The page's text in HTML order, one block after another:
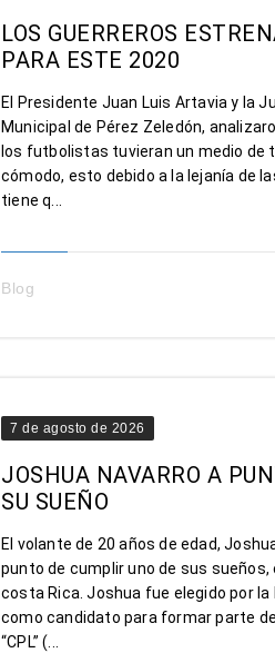
LOS GUERREROS
PARA ESTE 2020
El Presidente Juan Luis Artavia y la
Municipal de Pérez Zeledón,
los futbolistas tuvieran un medio de
cómodo, esto debido a la lejanía de
tiene q...
Blog
7 de agosto de 2026
JOSHUA NAVARRO A
SU SUEÑO
El volante de 20 años de edad,
punto de cumplir uno de sus sueños,
costa Rica. Joshua fue elegido por la
como candidato para formar parte
“CPL” (...